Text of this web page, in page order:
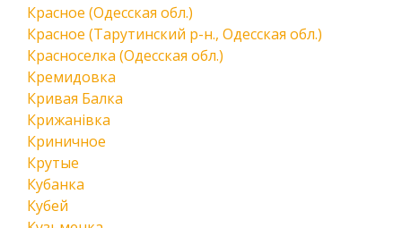
Красное (Одесская обл.)
Красное (Тарутинский р-н., Одесская обл.)
Красноселка (Одесская обл.)
Кремидовка
Кривая Балка
Крижанівка
Криничное
Крутые
Кубанка
Кубей